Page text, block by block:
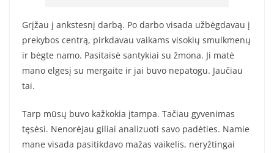
Grįžau į ankstesnį darbą. Po darbo visada užbėgdavau į
prekybos centrą, pirkdavau vaikams visokių smulkmenų
ir bėgte namo. Pasitaisė santykiai su žmona. Ji matė
mano elgesį su mergaite ir jai buvo nepatogu. Jaučiau
tai.
Tarp mūsų buvo kažkokia įtampa. Tačiau gyvenimas
tęsėsi. Nenorėjau giliai analizuoti savo padėties. Namie
mane visada pasitikdavo mažas vaikelis, neryžtingai